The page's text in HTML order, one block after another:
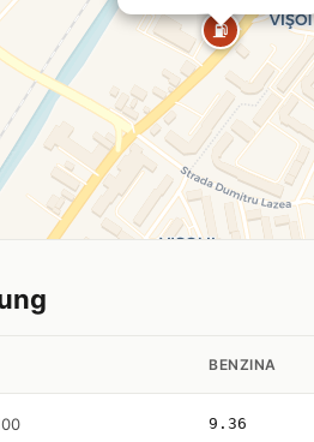
⛽
BENZINA
9.36